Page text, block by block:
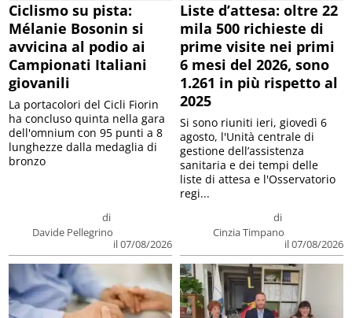
Ciclismo su pista:
Mélanie Bosonin si
avvicina al podio ai
Campionati Italiani
giovanili
di
Davide Pellegrino
il 07/08/2026
La portacolori del Cicli Fiorin
ha concluso quinta nella gara
dell'omnium con 95 punti a 8
lunghezze dalla medaglia di
bronzo
Liste d’attesa: oltre 22
mila 500 richieste di
prime visite nei primi
6 mesi del 2026, sono
1.261 in più rispetto al
2025
di
Cinzia Timpano
il 07/08/2026
Si sono riuniti ieri, giovedì 6
agosto, l'Unità centrale di
gestione dell’assistenza
sanitaria e dei tempi delle
liste di attesa e l'Osservatorio
regi...